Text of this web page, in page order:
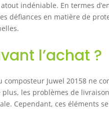
indéniable. En termes
défiances en matière de
l’achat ?
Juwel 20158 ne
les problèmes de
Cependant, ces éléments